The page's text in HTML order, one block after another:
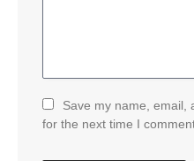
Save my name, email,
for the next time I